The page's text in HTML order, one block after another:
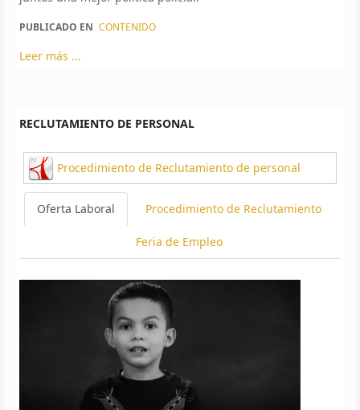
PUBLICADO EN CONTENIDO
Leer más ...
RECLUTAMIENTO DE PERSONAL
Procedimiento de Reclutamiento de personal
Oferta Laboral Procedimiento de Reclutamiento
Feria de Empleo